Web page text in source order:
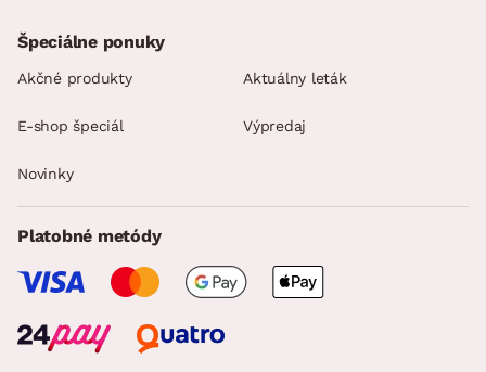
Špeciálne ponuky
Akčné produkty Aktuálny leták
E-shop špeciál Výpredaj
Novinky
Platobné metódy